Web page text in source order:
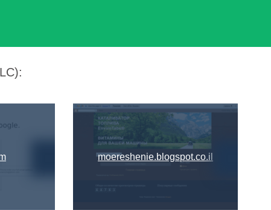
moereshenie.blogspot.co.il